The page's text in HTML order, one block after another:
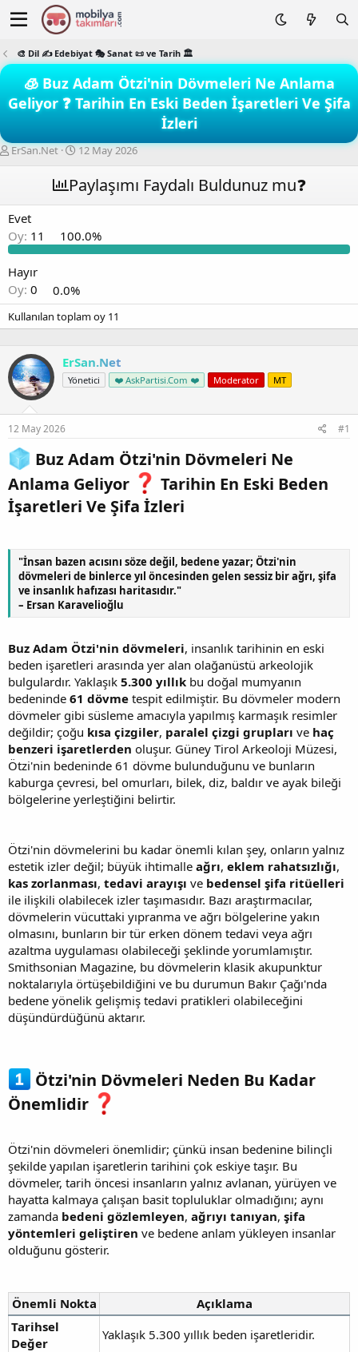
🎨 Dil ✍️ Edebiyat 🎭 Sanat 📜 ve Tarih 🏛️
🧊 Buz Adam Ötzi'nin Dövmeleri Ne Anlama
Geliyor ❓ Tarihin En Eski Beden İşaretleri Ve Şifa
İzleri
K
o
u
y
u
ş
l
a
t
ErSan.Net
B
a
l
a
g
a
r
i
12 May 2026
Paylaşımı Faydalı Buldunuz mu❓
Evet
Oy: 11 100.0%
Hayır
Oy: 0 0.0%
Kullanılan toplam oy 11
ErSan.Net
Yönetici ❤️ AskPartisi.Com ❤️ Moderator MT
12 May 2026 #1
Buz Adam Ötzi'nin Dövmeleri Ne
Anlama Geliyor
Tarihin En Eski Beden
İşaretleri Ve Şifa İzleri​
"İnsan bazen acısını söze değil, bedene yazar; Ötzi'nin
dövmeleri de binlerce yıl öncesinden gelen sessiz bir ağrı, şifa
ve insanlık hafızası haritasıdır."
– Ersan Karavelioğlu
Buz Adam Ötzi'nin dövmeleri, insanlık tarihinin en eski
beden işaretleri arasında yer alan olağanüstü arkeolojik
bulgulardır. Yaklaşık 5.300 yıllık bu doğal mumyanın
bedeninde 61 dövme tespit edilmiştir. Bu dövmeler modern
dövmeler gibi süsleme amacıyla yapılmış karmaşık resimler
değildir; çoğu kısa çizgiler, paralel çizgi grupları ve haç
benzeri işaretlerden oluşur. Güney Tirol Arkeoloji Müzesi,
Ötzi'nin bedeninde 61 dövme bulunduğunu ve bunların
kaburga çevresi, bel omurları, bilek, diz, baldır ve ayak bileği
bölgelerine yerleştiğini belirtir.
Ötzi'nin dövmelerini bu kadar önemli kılan şey, onların yalnız
estetik izler değil; büyük ihtimalle ağrı, eklem rahatsızlığı,
kas zorlanması, tedavi arayışı ve bedensel şifa ritüelleri
ile ilişkili olabilecek izler taşımasıdır. Bazı araştırmacılar,
dövmelerin vücuttaki yıpranma ve ağrı bölgelerine yakın
olmasını, bunların bir tür erken dönem tedavi veya ağrı
azaltma uygulaması olabileceği şeklinde yorumlamıştır.
Smithsonian Magazine, bu dövmelerin klasik akupunktur
noktalarıyla örtüşebildiğini ve bu durumun Bakır Çağı'nda
bedene yönelik gelişmiş tedavi pratikleri olabileceğini
düşündürdüğünü aktarır.
Ötzi'nin Dövmeleri Neden Bu Kadar
Önemlidir
Ötzi'nin dövmeleri önemlidir; çünkü insan bedenine bilinçli
şekilde yapılan işaretlerin tarihini çok eskiye taşır. Bu
dövmeler, tarih öncesi insanların yalnız avlanan, yürüyen ve
hayatta kalmaya çalışan basit topluluklar olmadığını; aynı
zamanda bedeni gözlemleyen, ağrıyı tanıyan, şifa
yöntemleri geliştiren ve bedene anlam yükleyen insanlar
olduğunu gösterir.
Önemli Nokta
Açıklama
Tarihsel
Değer
Yaklaşık 5.300 yıllık beden işaretleridir.